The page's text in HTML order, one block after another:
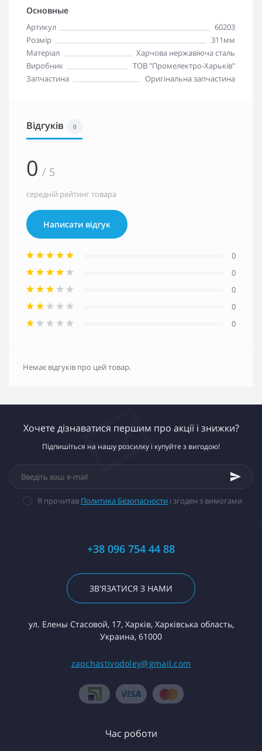
Основные
Артикул
60203
Розмір
311мм
Матеріал
Харчова нержавіюча сталь
Виробник
ТОВ "Промелектро-Харьків"
Запчастина
Оригінальна запчастина
Відгуків 0
0 / 5
середній рейтинг товара
Написати відгук
0
0
0
0
0
Немає відгуків про цей товар.
Хочете дізнаватися першим про акції і знижки?
Підпишіться на нашу розсилку і купуйте з вигодою!
Я прочитав Политика Безопасности і згоден з вимогами
+38 096 754 44 88
ЗВ'ЯЗАТИСЯ З НАМИ
ул. Елены Стасовой, 17, Харків, Харківська область,
Украина, 61000
zapchastivodoley@gmail.com
Час роботи